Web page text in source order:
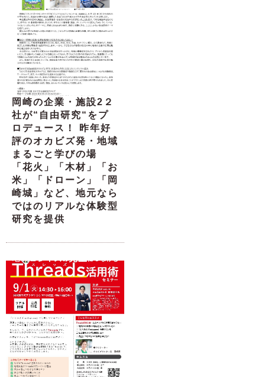
岡崎の企業・施設2２
社が“自由研究“をプ
ロデュース！ 昨年好
評のオカビズ発・地域
まるごと学びの場
「花火」「木材」「お
米」「ドローン」「岡
崎城」など、地元なら
ではのリアルな体験型
研究を提供